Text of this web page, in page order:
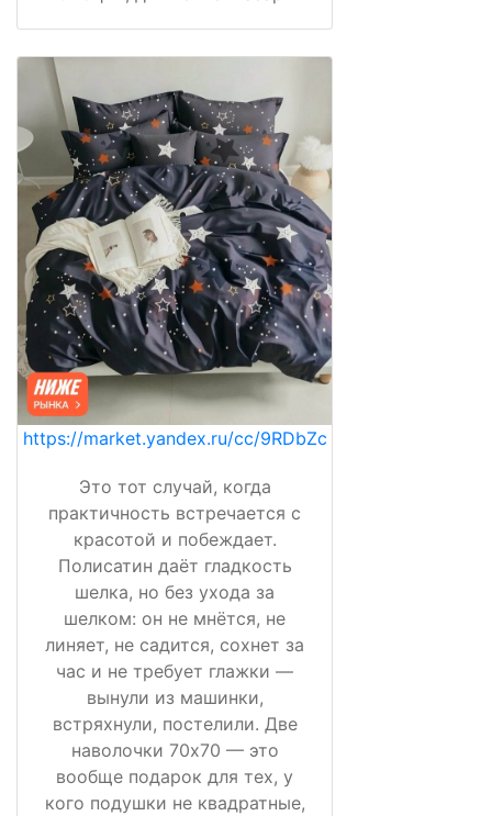
https://market.yandex.ru/cc/9RDbZc
Это тот случай, когда
практичность встречается с
красотой и побеждает.
Полисатин даёт гладкость
шелка, но без ухода за
шелком: он не мнётся, не
линяет, не садится, сохнет за
час и не требует глажки —
вынули из машинки,
встряхнули, постелили. Две
наволочки 70х70 — это
вообще подарок для тех, у
кого подушки не квадратные,